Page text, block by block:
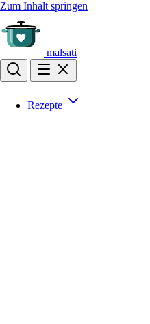
Zum Inhalt springen
malsati
Rezepte